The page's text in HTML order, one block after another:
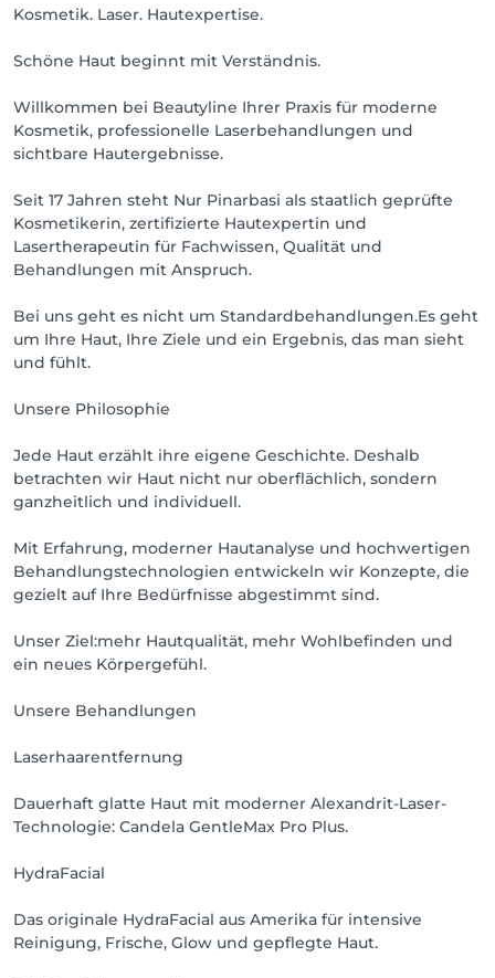
Kosmetik. Laser. Hautexpertise.
Schöne Haut beginnt mit Verständnis.
Willkommen bei Beautyline Ihrer Praxis für moderne
Kosmetik, professionelle Laserbehandlungen und
sichtbare Hautergebnisse.
Seit 17 Jahren steht Nur Pinarbasi als staatlich geprüfte
Kosmetikerin, zertifizierte Hautexpertin und
Lasertherapeutin für Fachwissen, Qualität und
Behandlungen mit Anspruch.
Bei uns geht es nicht um Standardbehandlungen.Es geht
um Ihre Haut, Ihre Ziele und ein Ergebnis, das man sieht
und fühlt.
Unsere Philosophie
Jede Haut erzählt ihre eigene Geschichte. Deshalb
betrachten wir Haut nicht nur oberflächlich, sondern
ganzheitlich und individuell.
Mit Erfahrung, moderner Hautanalyse und hochwertigen
Behandlungstechnologien entwickeln wir Konzepte, die
gezielt auf Ihre Bedürfnisse abgestimmt sind.
Unser Ziel:mehr Hautqualität, mehr Wohlbefinden und
ein neues Körpergefühl.
Unsere Behandlungen
Laserhaarentfernung
Dauerhaft glatte Haut mit moderner Alexandrit-Laser-
Technologie: Candela GentleMax Pro Plus.
HydraFacial
Das originale HydraFacial aus Amerika für intensive
Reinigung, Frische, Glow und gepflegte Haut.